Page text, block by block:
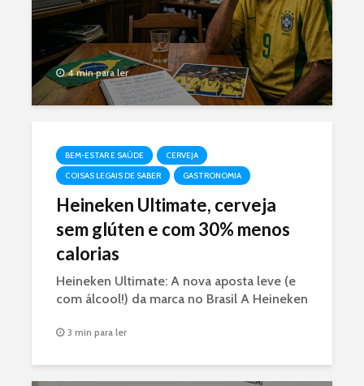
4 min para ler
BEM-ESTAR E SAÚDE
CERVEJA
COISAS LEGAIS DE SABER
GASTRONOMIA
Heineken Ultimate, cerveja
sem glúten e com 30% menos
calorias
Heineken Ultimate: A nova aposta leve (e
com álcool!) da marca no Brasil A Heineken
Heineken Ultimate. A novidade é sem
kcal por long...
3 min para ler